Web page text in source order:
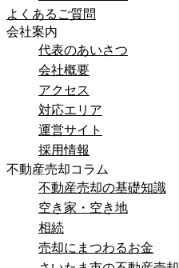
よくあるご質問
会社案内
代表のあいさつ
会社概要
アクセス
対応エリア
運営サイト
採用情報
不動産売却コラム
不動産売却の基礎知識
空き家・空き地
相続
売却にまつわるお金